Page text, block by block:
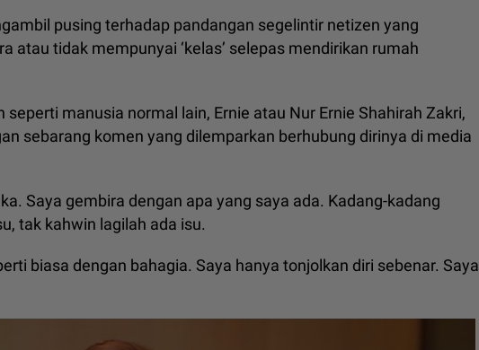
pusing terhadap pandangan segelintir netizen yang
atau tidak mempunyai ‘kelas’ selepas mendirikan rumah
manusia normal lain, Ernie atau Nur Ernie Shahirah Zakri,
sebarang komen yang dilemparkan berhubung dirinya di media
Saya gembira dengan apa yang saya ada. Kadang-kadang
tak kahwin lagilah ada isu.
biasa dengan bahagia. Saya hanya tonjolkan diri sebenar. Saya